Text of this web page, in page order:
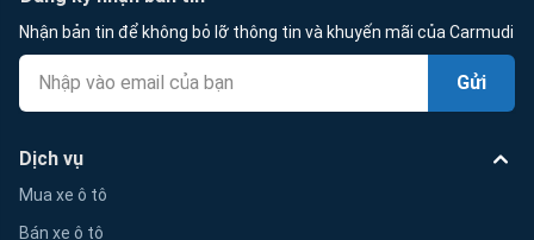
Nhận bản tin để không bỏ lỡ thông tin và khuyến mãi của Carmudi
Gửi
Dịch vụ
Mua xe ô tô
Bán xe ô tô